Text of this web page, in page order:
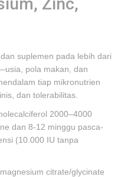
suplemen pada lebih dari
pola makan, dan
tiap mikronutrien
dan tolerabilitas.
2000–4000
dan 8-12 minggu pasca-
(10.000 IU tanpa
citrate/glycinate